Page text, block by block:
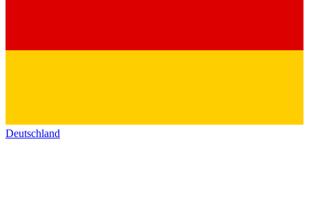
Deutschland